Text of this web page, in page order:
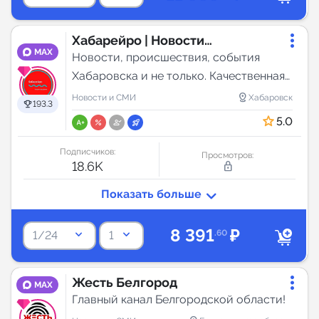
MAX
193.3
Хабарейро | Новости
Хабаровск
Новости, происшествия, события
Хабаровска и не только. Качественная
платежеспособная аудитория
Новости и СМИ distance Хабаровск
5.0
Подписчиков:
18.6K
Просмотров:
lock_outline
1/24 keyboard_arrow_down 1 keyboard_arrow_down 8 391.60 ₽
MAX Жесть Белгород
Главный канал Белгородской области!